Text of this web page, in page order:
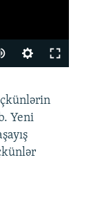
360p
480p
720p
Yeni